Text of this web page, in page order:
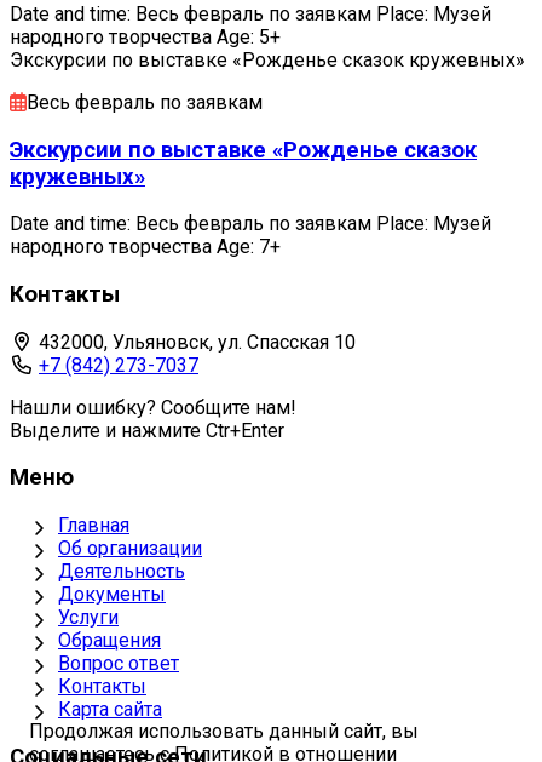
Date and time: Весь февраль по заявкам Place: Музей
народного творчества Age: 5+
Экскурсии по выставке «Рожденье сказок кружевных»
Весь февраль по заявкам
Экскурсии по выставке «Рожденье сказок
кружевных»
Date and time: Весь февраль по заявкам Place: Музей
народного творчества Age: 7+
Контакты
432000, Ульяновск, ул. Спасская 10
+7 (842) 273-7037
Нашли ошибку? Сообщите нам!
Выделите и нажмите Ctr+Enter
Меню
Главная
Об организации
Деятельность
Документы
Услуги
Обращения
Вопрос ответ
Контакты
Карта сайта
Продолжая использовать данный сайт, вы
соглашаетесь с Политикой в отношении